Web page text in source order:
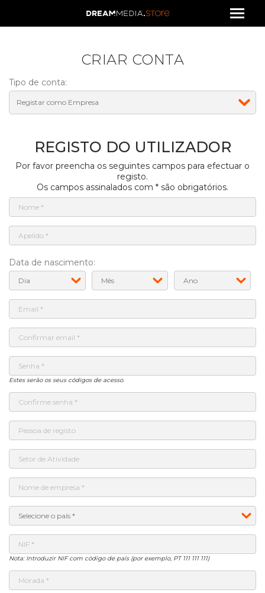
CRIAR CONTA
Tipo de conta:
REGISTO DO UTILIZADOR
Por favor preencha os seguintes campos para efectuar o
registo.
Os campos assinalados com * são obrigatórios.
Data de nascimento:
Estes serão os seus códigos de acesso.
Nota: Introduzir NIF com código de país (por exemplo, PT 111 111 111)